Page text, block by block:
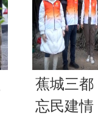
蕉城三都
忘民建情